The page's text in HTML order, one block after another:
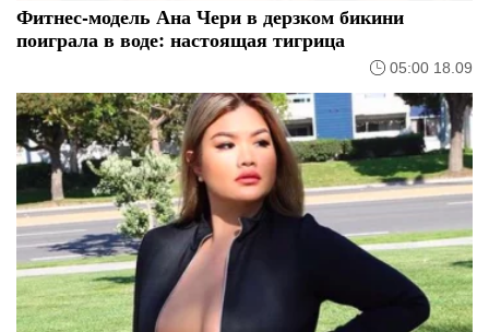
Фитнес-модель Ана Чери в дерзком бикини
поиграла в воде: настоящая тигрица
05:00 18.09